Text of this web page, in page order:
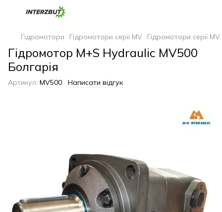
Гідромотори Гідромотори серії MV Гідромотори серії
Гідромотор M+S Hydraulic MV500
Болгарія
Артикул: MV500 Написати відгук